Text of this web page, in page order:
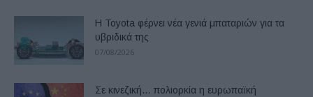
Η Toyota φέρνει νέα γενιά μπαταριών για τα
υβριδικά της
07/08/2026
Σε κινεζική… πολιορκία η ευρωπαϊκή